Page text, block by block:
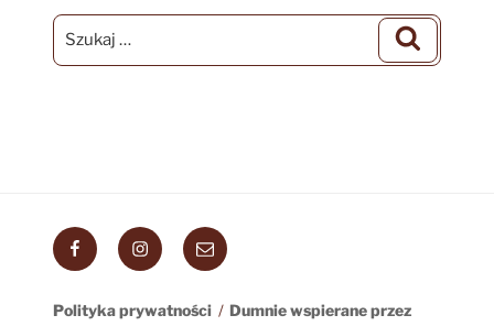
Szukaj:
FacebookInstagram
Email
Polityka prywatności
Dumnie wspierane przez